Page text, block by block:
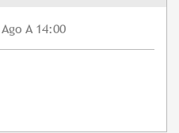
Ago A 14:00